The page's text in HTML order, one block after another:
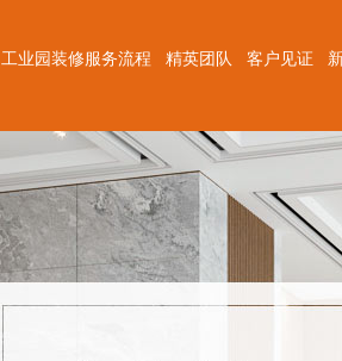
工业园装修服务流程 精英团队 客户见证